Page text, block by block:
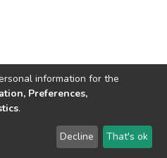
© 2002-2026 LYRASIS
Send Feedback
information for the
Preferences,
.
Decline That's ok